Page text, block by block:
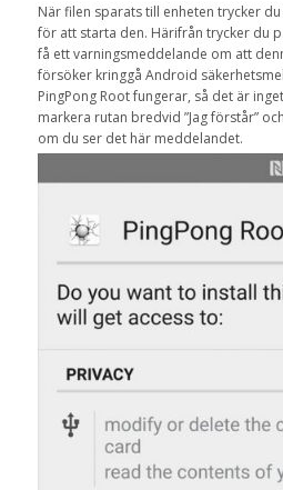
När filen sparats till enheten trycker
för att starta den. Härifrån trycker du
få ett varningsmeddelande om att
försöker kringgå Android
PingPong Root fungerar, så det är
markera rutan bredvid ”Jag förstår”
om du ser det här meddelandet.